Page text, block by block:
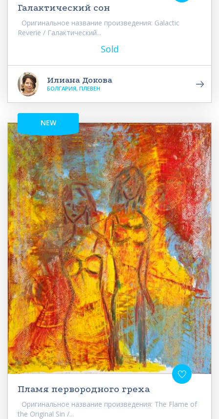
Галактический сон
Оригинальное название произведения: Galactic
Reverie / Галактический...
Sold
Илиана Докова
БОЛГАРИЯ, ПЛЕВЕН
NEW
Пламя первородного греха
Оригинальное название произведения: The Flame of
the Original Sin /...